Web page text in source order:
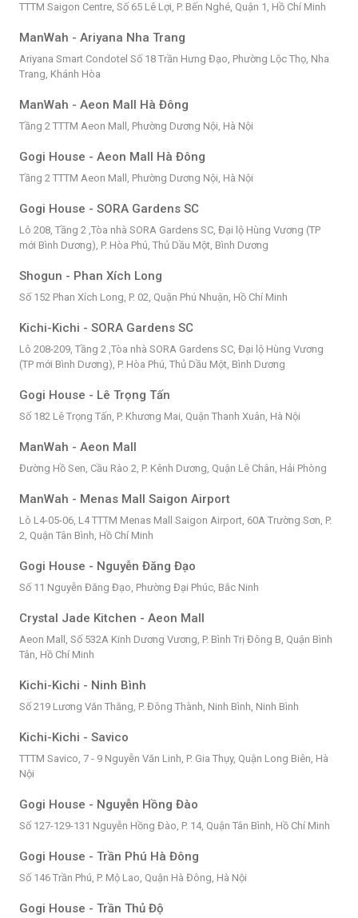
TTTM Saigon Centre, Số 65 Lê Lợi, P. Bến Nghé, Quận 1, Hồ Chí Minh
ManWah - Ariyana Nha Trang
Ariyana Smart Condotel Số 18 Trần Hưng Đạo, Phường Lộc Thọ, Nha
Trang, Khánh Hòa
ManWah - Aeon Mall Hà Đông
Tầng 2 TTTM Aeon Mall, Phường Dương Nội, Hà Nội
Gogi House - Aeon Mall Hà Đông
Tầng 2 TTTM Aeon Mall, Phường Dương Nội, Hà Nội
Gogi House - SORA Gardens SC
Lô 208, Tầng 2 ,Tòa nhà SORA Gardens SC, Đại lộ Hùng Vương (TP
mới Bình Dương), P. Hòa Phú, Thủ Dầu Một, Bình Dương
Shogun - Phan Xích Long
Số 152 Phan Xích Long, P. 02, Quận Phú Nhuận, Hồ Chí Minh
Kichi-Kichi - SORA Gardens SC
Lô 208-209, Tầng 2 ,Tòa nhà SORA Gardens SC, Đại lộ Hùng Vương
(TP mới Bình Dương), P. Hòa Phú, Thủ Dầu Một, Bình Dương
Gogi House - Lê Trọng Tấn
Số 182 Lê Trọng Tấn, P. Khương Mai, Quận Thanh Xuân, Hà Nội
ManWah - Aeon Mall
Đường Hồ Sen, Cầu Rào 2, P. Kênh Dương, Quận Lê Chân, Hải Phòng
ManWah - Menas Mall Saigon Airport
Lô L4-05-06, L4 TTTM Menas Mall Saigon Airport, 60A Trường Sơn, P.
2, Quận Tân Bình, Hồ Chí Minh
Gogi House - Nguyễn Đăng Đạo
Số 11 Nguyễn Đăng Đạo, Phường Đại Phúc, Bắc Ninh
Crystal Jade Kitchen - Aeon Mall
Aeon Mall, Số 532A Kinh Dương Vương, P. Bình Trị Đông B, Quận Bình
Tân, Hồ Chí Minh
Kichi-Kichi - Ninh Bình
Số 219 Lương Văn Thăng, P. Đông Thành, Ninh Bình, Ninh Bình
Kichi-Kichi - Savico
TTTM Savico, 7 - 9 Nguyễn Văn Linh, P. Gia Thụy, Quận Long Biên, Hà
Nội
Gogi House - Nguyễn Hồng Đào
Số 127-129-131 Nguyễn Hồng Đào, P. 14, Quận Tân Bình, Hồ Chí Minh
Gogi House - Trần Phú Hà Đông
Số 146 Trần Phú, P. Mộ Lao, Quận Hà Đông, Hà Nội
Gogi House - Trần Thủ Độ